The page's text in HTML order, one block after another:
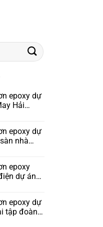
epoxy dự
Hải
epoxy dự
nhà
epoxy
dự án
epoxy dự
tập đoàn